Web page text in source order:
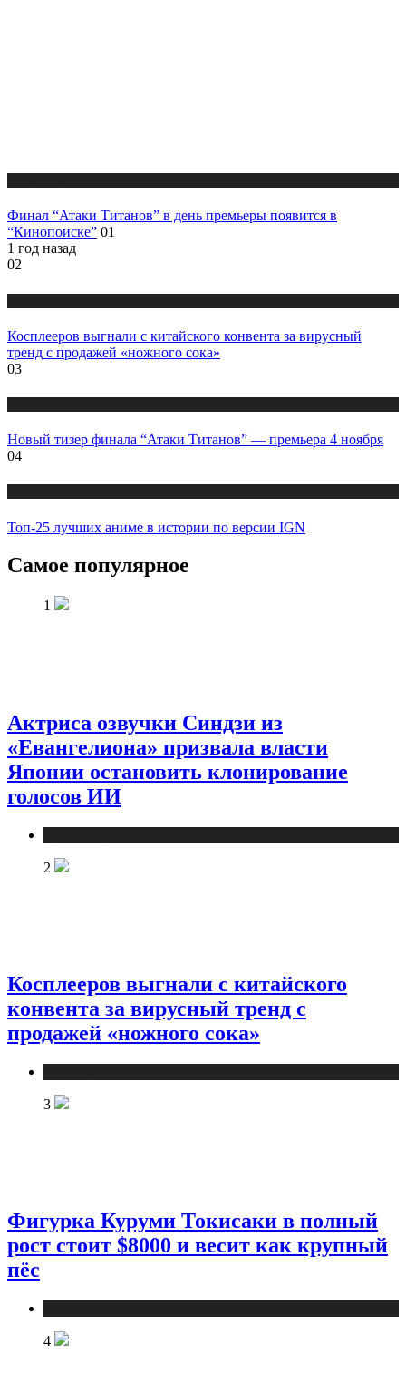
Финал “Атаки Титанов” в день премьеры появится в
“Кинопоиске” 01
1 год назад
02
Косплееров выгнали с китайского конвента за вирусный
тренд с продажей «ножного сока»
03
Новый тизер финала “Атаки Титанов” — премьера 4 ноября
04
Топ-25 лучших аниме в истории по версии IGN
Самое популярное
1
Актриса озвучки Синдзи из
«Евангелиона» призвала власти
Японии остановить клонирование
голосов ИИ
2
Косплееров выгнали с китайского
конвента за вирусный тренд с
продажей «ножного сока»
3
Фигурка Куруми Токисаки в полный
рост стоит $8000 и весит как крупный
пёс
4